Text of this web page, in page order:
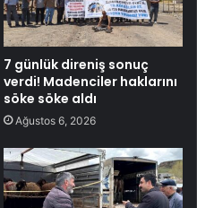
7 günlük direniş sonuç
verdi! Madenciler haklarını
söke söke aldı
Ağustos 6, 2026